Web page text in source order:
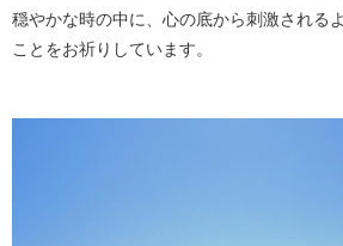
穏やかな時の中に、心の底から刺激される
ことをお祈りしています。